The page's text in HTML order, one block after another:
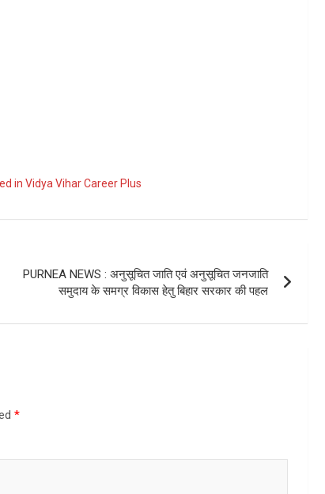
in Vidya Vihar Career Plus
PURNEA NEWS : अनुसूचित जाति एवं अनुसूचित जनजाति
समुदाय के समग्र विकास हेतु बिहार सरकार की पहल
*